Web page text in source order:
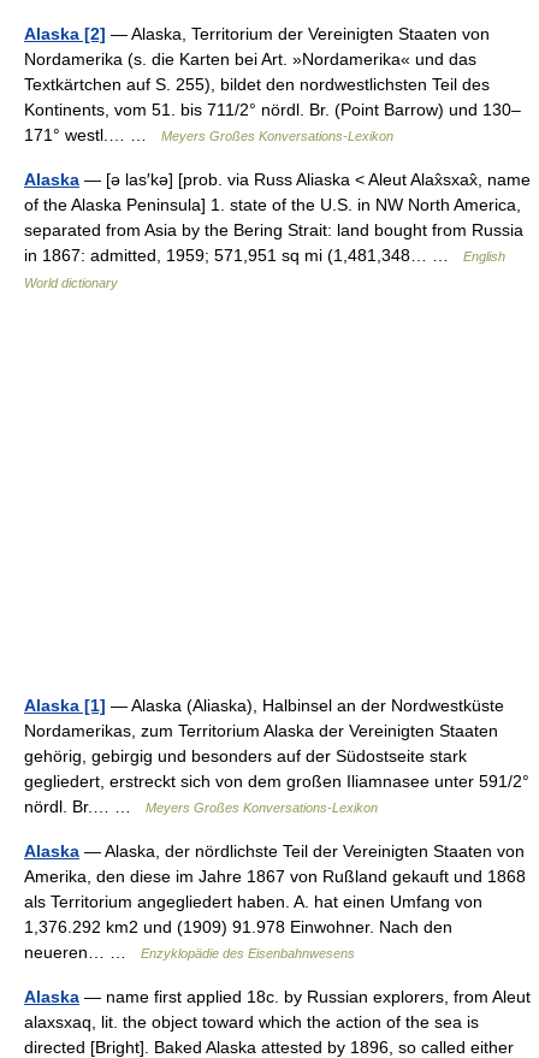
Alaska [2] — Alaska, Territorium der Vereinigten Staaten von
Nordamerika (s. die Karten bei Art. »Nordamerika« und das
Textkärtchen auf S. 255), bildet den nordwestlichsten Teil des
Kontinents, vom 51. bis 711/2° nördl. Br. (Point Barrow) und 130–
171° westl.… …
Meyers Großes Konversations-Lexikon
Alaska — [ə las′kə] [prob. via Russ Aliaska < Aleut Alax̂sxax̂, name
of the Alaska Peninsula] 1. state of the U.S. in NW North America,
separated from Asia by the Bering Strait: land bought from Russia
in 1867: admitted, 1959; 571,951 sq mi (1,481,348… …
English
World dictionary
Alaska [1] — Alaska (Aliaska), Halbinsel an der Nordwestküste
Nordamerikas, zum Territorium Alaska der Vereinigten Staaten
gehörig, gebirgig und besonders auf der Südostseite stark
gegliedert, erstreckt sich von dem großen Iliamnasee unter 591/2°
nördl. Br.… …
Meyers Großes Konversations-Lexikon
Alaska — Alaska, der nördlichste Teil der Vereinigten Staaten von
Amerika, den diese im Jahre 1867 von Rußland gekauft und 1868
als Territorium angegliedert haben. A. hat einen Umfang von
1,376.292 km2 und (1909) 91.978 Einwohner. Nach den
neueren… …
Enzyklopädie des Eisenbahnwesens
Alaska — name first applied 18c. by Russian explorers, from Aleut
alaxsxaq, lit. the object toward which the action of the sea is
directed [Bright]. Baked Alaska attested by 1896, so called either